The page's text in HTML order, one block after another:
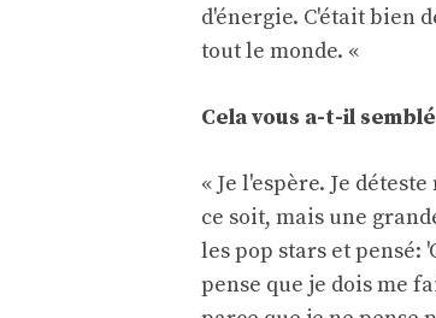
d'énergie. C'était bien
tout le monde. «
Cela vous a-t-il
« Je l'espère. Je
ce soit, mais une
les pop stars et pensé:
pense que je dois me